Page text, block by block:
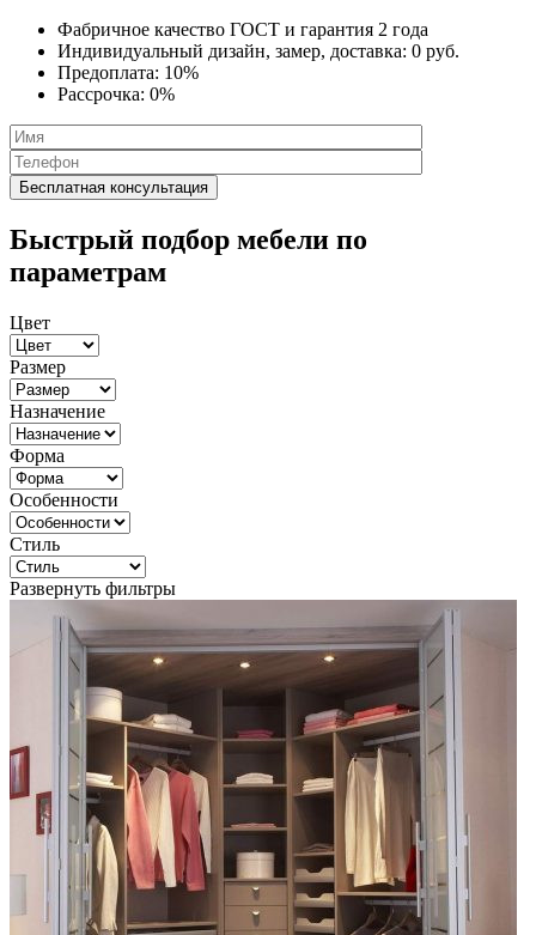
Фабричное качество ГОСТ и гарантия 2 года
Индивидуальный дизайн, замер, доставка: 0 руб.
Предоплата: 10%
Рассрочка: 0%
Быстрый подбор мебели по
параметрам
Цвет
Размер
Назначение
Форма
Особенности
Стиль
Развернуть фильтры